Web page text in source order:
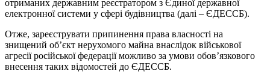
отриманих державним реєстратором з Єдиної державної
електронної системи у сфері будівництва (далі – ЄДЕССБ).
Отже, зареєструвати припинення права власності на
знищений об’єкт нерухомого майна внаслідок військової
агресії російської федерації можливо за умови обов’язкового
внесення таких відомостей до ЄДЕССБ.